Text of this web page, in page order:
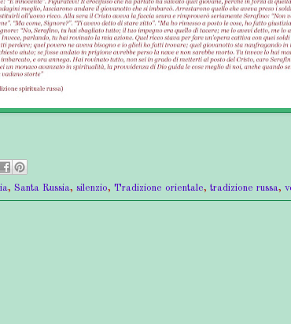
, Santa Russia, silenzio, Tradizione orientale, tradizione russa,